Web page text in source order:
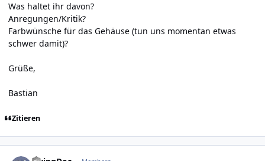
Was haltet ihr davon?
Anregungen/Kritik?
Farbwünsche für das Gehäuse (tun uns momentan etwas
schwer damit)?
Grüße,
Bastian
Zitieren